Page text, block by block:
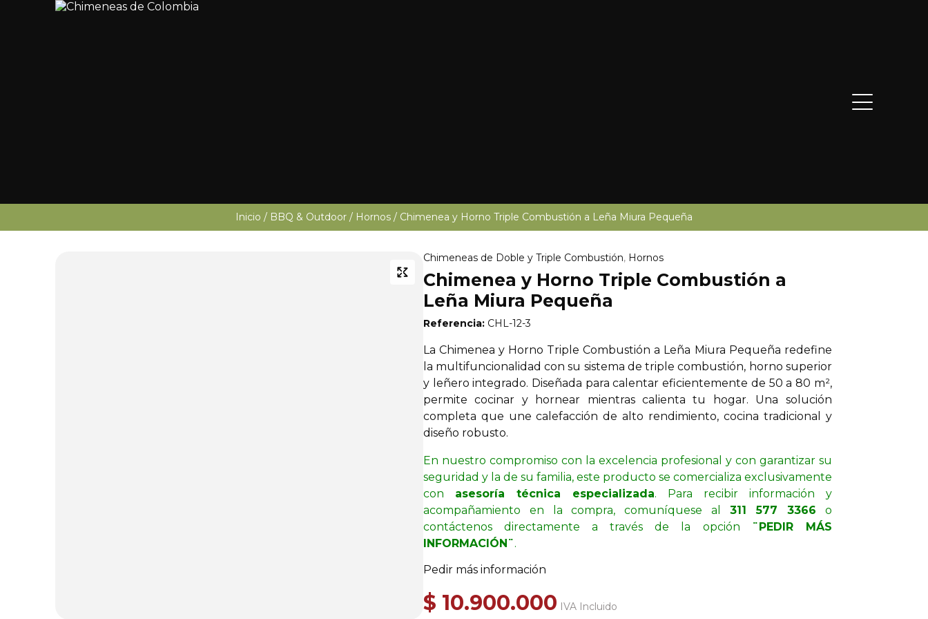
Inicio / BBQ & Outdoor / Hornos / Chimenea y Horno Triple Combustión a Leña Miura Pequeña
Chimeneas de Doble y Triple Combustión, Hornos
Chimenea y Horno Triple Combustión a
Leña Miura Pequeña
Referencia:CHL-12-3
La Chimenea y Horno Triple Combustión a Leña Miura Pequeña redefine
la multifuncionalidad con su sistema de triple combustión, horno superior
y leñero integrado. Diseñada para calentar eficientemente de 50 a 80 m²,
permite cocinar y hornear mientras calienta tu hogar. Una solución
completa que une calefacción de alto rendimiento, cocina tradicional y
diseño robusto.
En nuestro compromiso con la excelencia profesional y con garantizar su
seguridad y la de su familia, este producto se comercializa exclusivamente
con asesoría técnica especializada. Para recibir información y
acompañamiento en la compra, comuníquese al311 577 3366 o
contáctenos directamente a través de la opción
¨PEDIR MÁS
INFORMACIÓN¨.
Pedir más información
$ 10.900.000 IVA Incluido